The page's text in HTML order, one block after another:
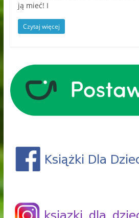
ją mieć! I
Czytaj więcej